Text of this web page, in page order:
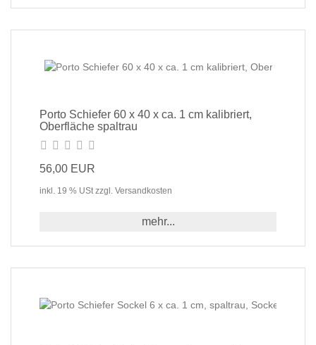
Porto Schiefer 60 x 40 x ca. 1 cm kalibriert,
Oberfläche spaltrau
56,00 EUR
inkl. 19 % USt zzgl. Versandkosten
mehr...